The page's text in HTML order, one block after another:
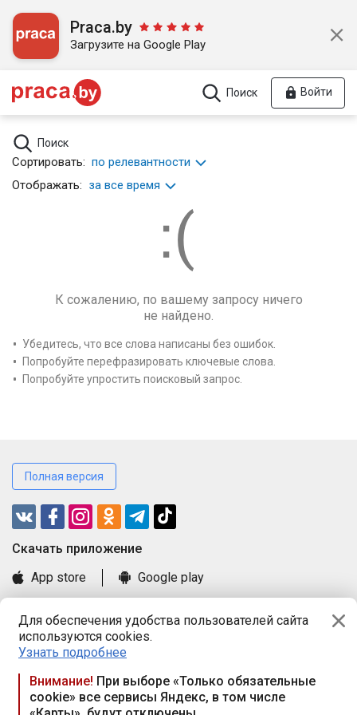
Для обеспечения удобства пользователей сайта
используются cookies.
Узнать подробнее
Внимание! При выборе «Только обязательные
cookie» все сервисы Яндекс, в том числе
Praca.by
Загрузите на Google Play
Поиск Войти
Поиск
Сортировать: по релевантности
Отображать: за все время
К сожалению, по вашему запросу ничего
не найдено.
Убедитесь, что все слова написаны без ошибок.
Попробуйте перефразировать ключевые слова.
Попробуйте упростить поисковый запрос.
Полная версия
Cкачать приложение
App store
Google play
Книга замечаний и предложений
Правила и документы
Praca.by © 2000—2026, ООО «ПРАЦА БАЙ»
Республика Беларусь, 220114, г. Минск, пр-т Независимости
117а, пом. № 9.